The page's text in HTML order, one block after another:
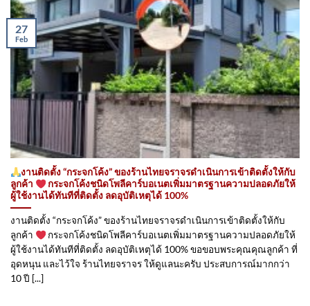
งานติดตั้ง “กระจกโค้ง” ของร้านไทยจราจรดำเนินการเข้าติดตั้ง​ให้กับ
ลูกค้า
กระจกโค้งชนิดโพลีคาร์บอเนตเพิ่มมาตรฐานความปลอดภัยให้
ผู้ใช้งานได้ทันทีที่ติดตั้ง ลดอุบัติเหตุได้ 100%
งานติดตั้ง “กระจกโค้ง” ของร้านไทยจราจรดำเนินการเข้าติดตั้ง​ให้กับ
ลูกค้า
กระจกโค้งชนิดโพลีคาร์บอเนตเพิ่มมาตรฐานความปลอดภัยให้
ผู้ใช้งานได้ทันทีที่ติดตั้ง ลดอุบัติเหตุได้ 100% ขอขอบพระคุณคุณลูกค้า ที่
อุดหนุน และไว้ใจ ร้านไทยจราจร ให้ดูแลนะครับ ประสบการณ์มากกว่า
10 ปี [...]
27
Feb